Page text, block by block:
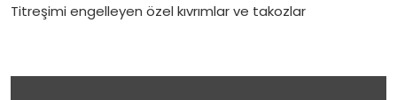
Titreşimi engelleyen özel kıvrımlar ve takozlar